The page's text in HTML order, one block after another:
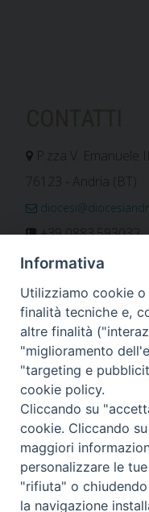
P.zza V. Emanuele
76123 - Andria (BT)
+39 0883.593032
+39 0883.592596
ORARIO E
Orari uffici
Calendario
Orario messe
Per invio di
Informativa
Utilizziamo cookie
finalità tecniche e,
altre finalità
"miglioramento
"targeting e
cookie policy.
Cliccando su
cookie. Cliccando
maggiori
personalizzare le
"rifiuta" o
la navigazione